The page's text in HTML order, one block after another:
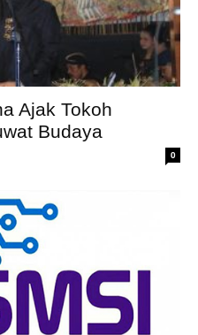
Ajak Tokoh
Budaya
0